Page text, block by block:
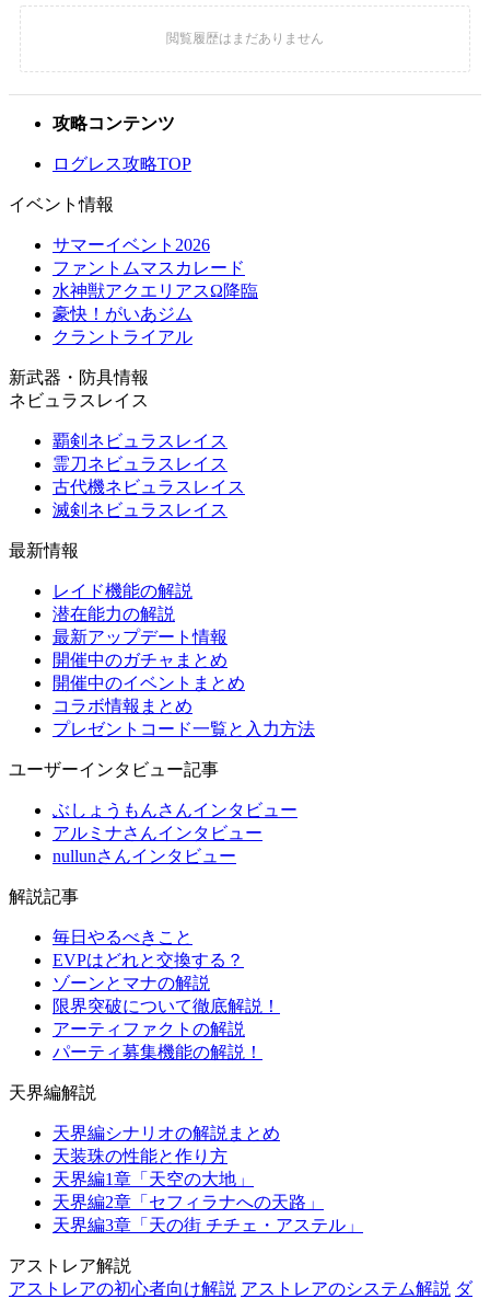
攻略コンテンツ
ログレス攻略TOP
イベント情報
サマーイベント2026
ファントムマスカレード
水神獣アクエリアスΩ降臨
豪快！がいあジム
クラントライアル
新武器・防具情報
ネビュラスレイス
覇剣ネビュラスレイス
霊刀ネビュラスレイス
古代機ネビュラスレイス
滅剣ネビュラスレイス
最新情報
レイド機能の解説
潜在能力の解説
最新アップデート情報
開催中のガチャまとめ
開催中のイベントまとめ
コラボ情報まとめ
プレゼントコード一覧と入力方法
ユーザーインタビュー記事
ぶしょうもんさんインタビュー
アルミナさんインタビュー
nullunさんインタビュー
解説記事
毎日やるべきこと
EVPはどれと交換する？
ゾーンとマナの解説
限界突破について徹底解説！
アーティファクトの解説
パーティ募集機能の解説！
天界編解説
天界編シナリオの解説まとめ
天装珠の性能と作り方
天界編1章「天空の大地」
天界編2章「セフィラナへの天路」
天界編3章「天の街 チチェ・アステル」
アストレア解説
アストレアの初心者向け解説 アストレアのシステム解説 ダ